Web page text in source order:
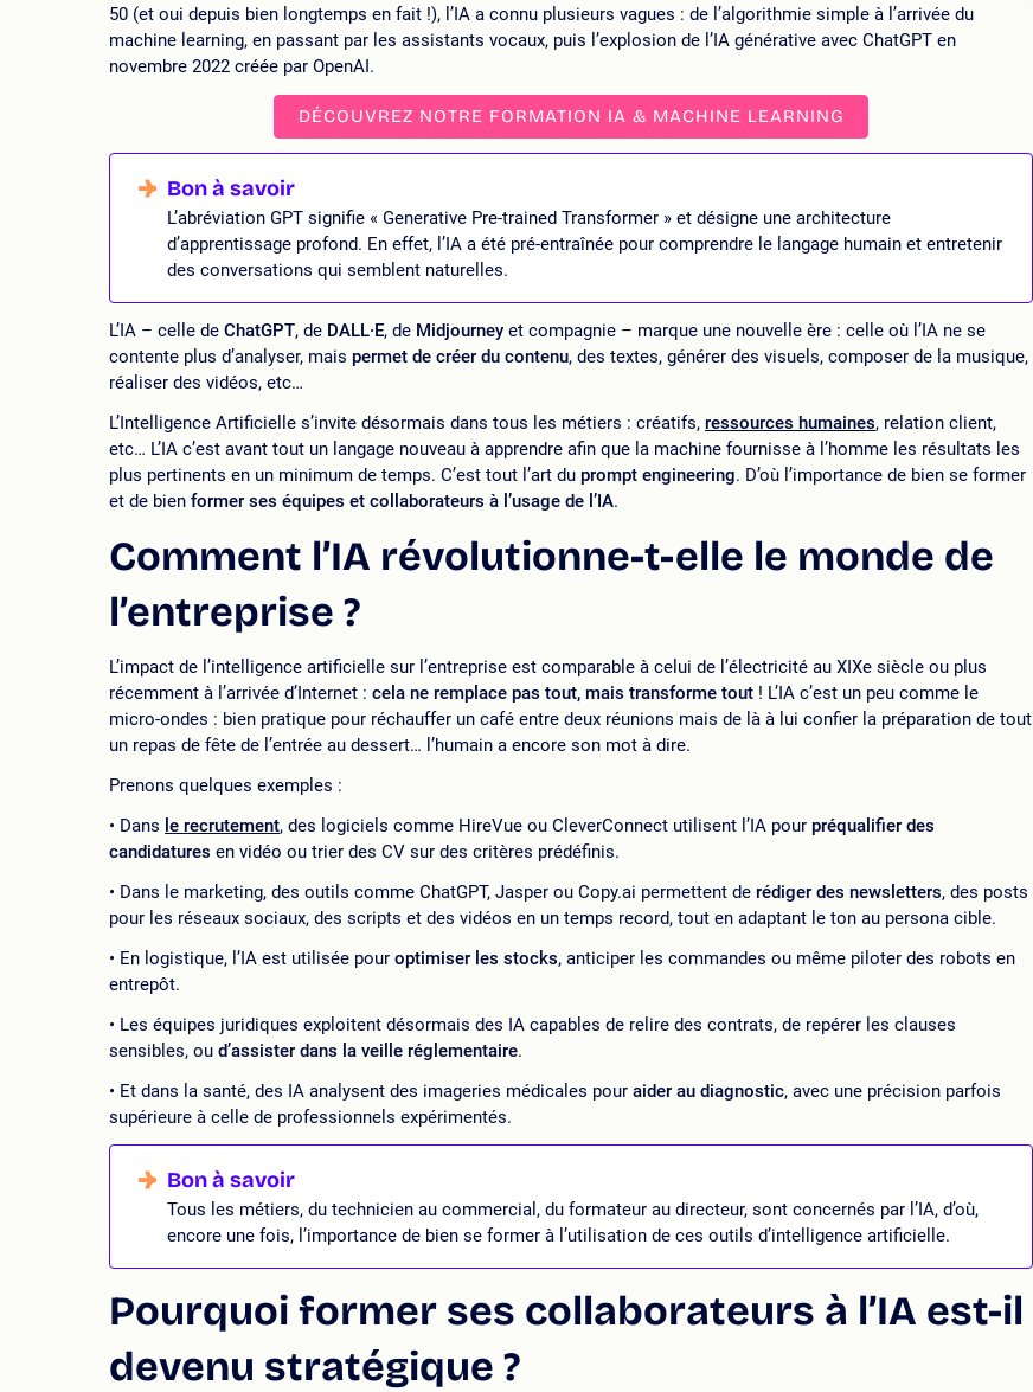
50 (et oui depuis bien longtemps en fait !), l’IA a connu plusieurs vagues : de l’algorithmie simple à l’arrivée du
machine learning, en passant par les assistants vocaux, puis l’explosion de l’IA générative avec ChatGPT en
novembre 2022 créée par OpenAI.
DÉCOUVREZ NOTRE FORMATION IA & MACHINE LEARNING
L’abréviation GPT signifie « Generative Pre-trained Transformer » et désigne une architecture
d’apprentissage profond. En effet, l’IA a été pré-entraînée pour comprendre le langage humain et entretenir
des conversations qui semblent naturelles.
L’IA – celle de ChatGPT, de DALL·E, de Midjourney et compagnie – marque une nouvelle ère : celle où l’IA ne se
contente plus d’analyser, mais permet de créer du contenu, des textes, générer des visuels, composer de la musique,
réaliser des vidéos, etc…
L’Intelligence Artificielle s’invite désormais dans tous les métiers : créatifs, ressources humaines, relation client,
etc… L’IA c’est avant tout un langage nouveau à apprendre afin que la machine fournisse à l’homme les résultats les
plus pertinents en un minimum de temps. C’est tout l’art du prompt engineering. D’où l’importance de bien se former
et de bien former ses équipes et collaborateurs à l’usage de l’IA.
Comment l’IA révolutionne-t-elle le monde de
l’entreprise ?
L’impact de l’intelligence artificielle sur l’entreprise est comparable à celui de l’électricité au XIXe siècle ou plus
récemment à l’arrivée d’Internet : cela ne remplace pas tout, mais transforme tout ! L’IA c’est un peu comme le
micro-ondes : bien pratique pour réchauffer un café entre deux réunions mais de là à lui confier la préparation de tout
un repas de fête de l’entrée au dessert… l’humain a encore son mot à dire.
Prenons quelques exemples :
Dans le recrutement, des logiciels comme HireVue ou CleverConnect utilisent l’IA pour préqualifier des
candidatures en vidéo ou trier des CV sur des critères prédéfinis.
Dans le marketing, des outils comme ChatGPT, Jasper ou Copy.ai permettent de rédiger des newsletters, des posts
pour les réseaux sociaux, des scripts et des vidéos en un temps record, tout en adaptant le ton au persona cible.
En logistique, l’IA est utilisée pour optimiser les stocks, anticiper les commandes ou même piloter des robots en
entrepôt.
Les équipes juridiques exploitent désormais des IA capables de relire des contrats, de repérer les clauses
sensibles, ou d’assister dans la veille réglementaire.
Et dans la santé, des IA analysent des imageries médicales pour aider au diagnostic, avec une précision parfois
supérieure à celle de professionnels expérimentés.
Tous les métiers, du technicien au commercial, du formateur au directeur, sont concernés par l’IA, d’où,
encore une fois, l’importance de bien se former à l’utilisation de ces outils d’intelligence artificielle.
Pourquoi former ses collaborateurs à l’IA est-il
devenu stratégique ?